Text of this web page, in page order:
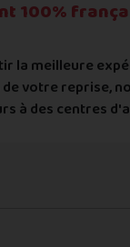
renvoi du
100%
la meilleure
votre reprise,
à des centres